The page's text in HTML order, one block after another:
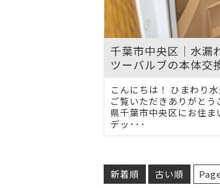
千葉市中央区｜水漏
ツーバルブの本体交
こんにちは！ ひまわり
ご覧いただきありがと
県千葉市中央区にお住
デッ･･･
新着順 古い順